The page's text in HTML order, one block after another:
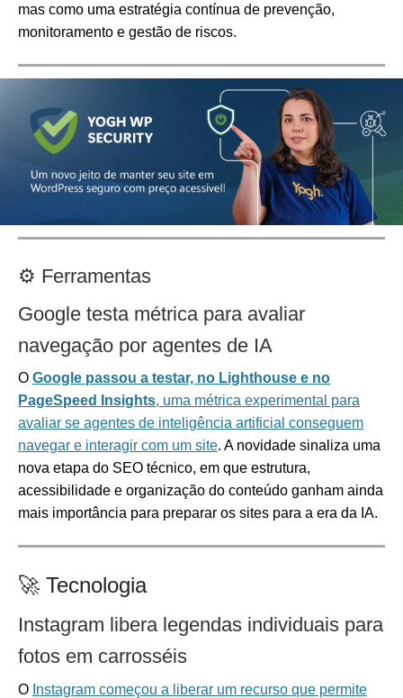
mas como uma estratégia contínua de prevenção,
monitoramento e gestão de riscos.
⚙️ Ferramentas
Google testa métrica para avaliar
navegação por agentes de IA
O Google passou a testar, no Lighthouse e no
PageSpeed Insights, uma métrica experimental para
avaliar se agentes de inteligência artificial conseguem
navegar e interagir com um site. A novidade sinaliza uma
nova etapa do SEO técnico, em que estrutura,
acessibilidade e organização do conteúdo ganham ainda
mais importância para preparar os sites para a era da IA.
🚀 Tecnologia
Instagram libera legendas individuais para
fotos em carrosséis
O Instagram começou a liberar um recurso que permite